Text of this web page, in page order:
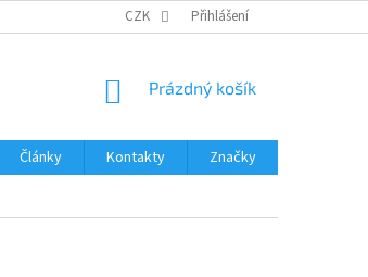
VRÁCENÍ ZBOŽÍ DOPRAVA A PLATBA
CZK Přihlášení
NÁKUPNÍ
Prázdný košík
Články Kontakty
Značky